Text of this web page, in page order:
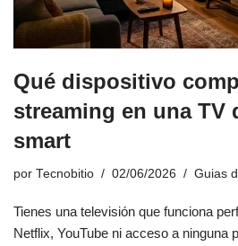
Qué dispositivo
streaming en una TV
smart
por Tecnobitio 02/06/2026 Guias
Tienes una televisión que funciona
Netflix, YouTube ni acceso a ninguna